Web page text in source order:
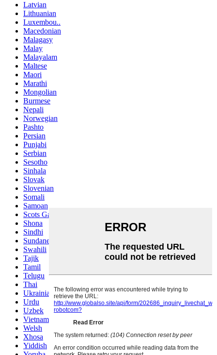
Latvian
Lithuanian
Luxembou..
Macedonian
Malagasy
Malay
Malayalam
Maltese
Maori
Marathi
Mongolian
Burmese
Nepali
Norwegian
Pashto
Persian
Punjabi
Serbian
Sesotho
Sinhala
Slovak
Slovenian
Somali
Samoan
Scots Gaelic
Shona
Sindhi
Sundanese
Swahili
Tajik
Tamil
Telugu
Thai
Ukrainian
Urdu
Uzbek
Vietnamese
Welsh
Xhosa
Yiddish